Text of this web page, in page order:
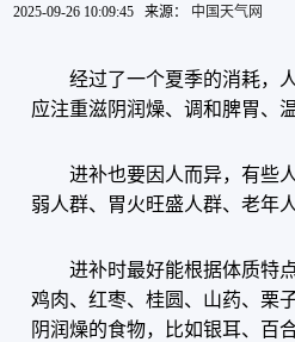
2025-09-26 10:09:45 来源： 中国天气网
经过了一个夏季的消耗，
应注重滋阴润燥、调和脾胃、
进补也要因人而异，有些
弱人群、胃火旺盛人群、老年
进补时最好能根据体质特
鸡肉、红枣、桂圆、山药、栗
阴润燥的食物，比如银耳、百